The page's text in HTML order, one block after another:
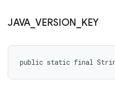
JAVA VERSION KEY
public static final String